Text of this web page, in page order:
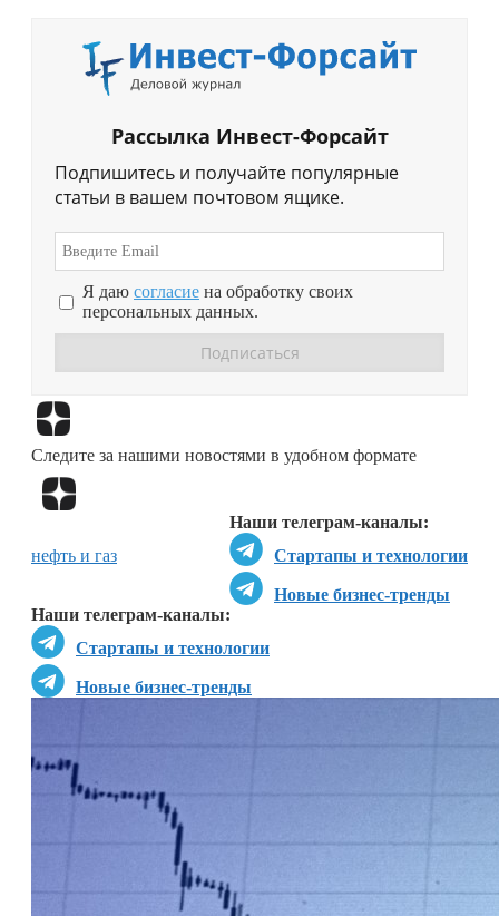
Рассылка Инвест-Форсайт
Подпишитесь и получайте популярные
статьи в вашем почтовом ящике.
Я даю согласие на обработку своих
персональных данных.
Следите за нашими новостями в удобном формате
Наши телеграм-каналы:
Стартапы и технологии
Новые бизнес-тренды
Наши телеграм-каналы:
Стартапы и технологии
Новые бизнес-тренды
нефть и газ